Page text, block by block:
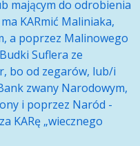
mającym do odrobienia
KARmić Maliniaka,
a poprzez Malinowego
Suflera ze
bo od zegarów, lub/i
zwany Narodowym,
i poprzez Naród -
KARę „wiecznego